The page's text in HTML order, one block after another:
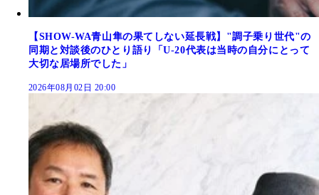
【SHOW-WA青山隼の果てしない延長戦】"調子乗り世代"の
同期と対談後のひとり語り「U-20代表は当時の自分にとって
大切な居場所でした」
2026年08月02日 20:00